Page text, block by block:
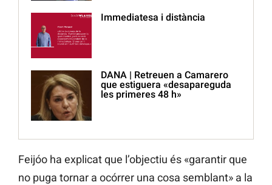
Immediatesa i distància
DANA | Retreuen a Camarero
que estiguera «desapareguda
les primeres 48 h»
Feijóo ha explicat que l’objectiu és «garantir que
no puga tornar a ocórrer una cosa semblant» a la